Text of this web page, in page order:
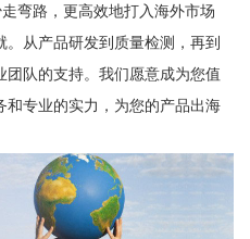
弯路，更高效地打入海外市场
从产品研发到质量检测，再到
队的支持。我们愿意成为您值
专业的实力，为您的产品出海